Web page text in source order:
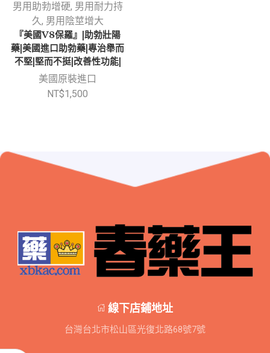
男用助勃增硬, 男用耐力持
久, 男用陰莖增大
『美國V8保羅』|助勃壯陽
藥|美國進口助勃藥|專治舉而
不堅|堅而不挺|改善性功能|
美國原裝進口
NT$1,500
線下店鋪地址
台灣台北市松山區光復北路68號7號